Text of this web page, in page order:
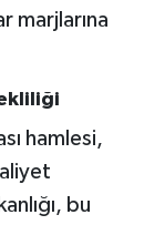
marjlarına
hamlesi,
bu